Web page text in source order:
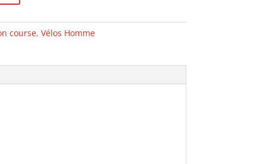
course, Vélos Homme